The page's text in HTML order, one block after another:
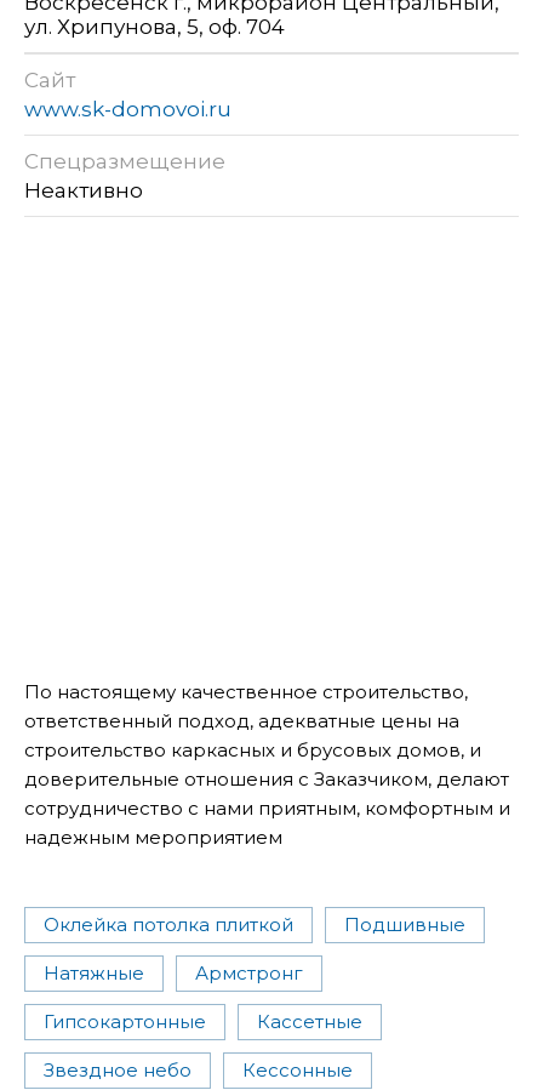
ул. Хрипунова, 5, оф. 704
Сайт
www.sk-domovoi.ru
Спецразмещение
Неактивно
По настоящему качественное строительство,
ответственный подход, адекватные цены на
строительство каркасных и брусовых домов, и
доверительные отношения с Заказчиком, делают
сотрудничество с нами приятным, комфортным и
надежным мероприятием
Оклейка потолка плиткой Подшивные
Натяжные Армстронг
Гипсокартонные Кассетные
Звездное небо Кессонные